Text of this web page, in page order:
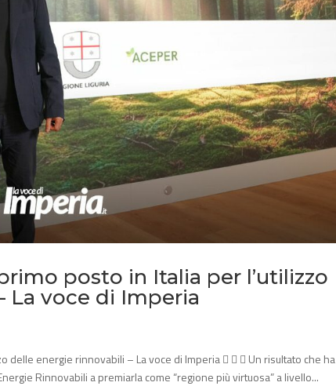
posto in Italia per l’utilizzo
La voce di Imperia
delle energie rinnovabili – La voce di Imperia    Un risultato che ha
Rinnovabili a premiarla come “regione più virtuosa” a livello...